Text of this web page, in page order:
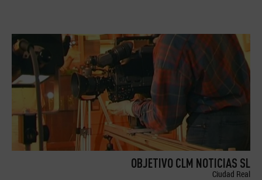
OBJETIVO CLM NOTICIAS SL
Ciudad Real